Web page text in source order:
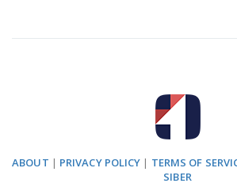
ABOUT | PRIVACY POLICY | TERMS OF
SIBER